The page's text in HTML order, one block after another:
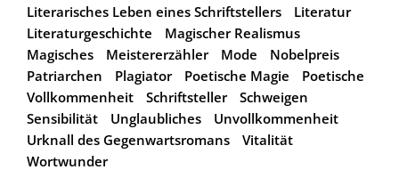
Literarisches Leben eines Schriftstellers
Literatur
Literaturgeschichte
Magischer Realismus
Magisches
Meistererzähler Mode
Nobelpreis
Patriarchen
Plagiator Poetische Magie
Poetische
Vollkommenheit
Schriftsteller
Schweigen
Sensibilität
Unglaubliches
Unvollkommenheit
Urknall des Gegenwartsromans
Vitalität
Wortwunder